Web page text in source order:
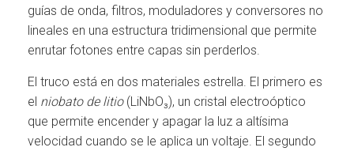
guías de onda, filtros, moduladores y conversores no
lineales en una estructura tridimensional que permite
enrutar fotones entre capas sin perderlos.
El truco está en dos materiales estrella. El primero es
el niobato de litio(LiNbO₃), un cristal electroóptico
que permite encender y apagar la luz a altísima
velocidad cuando se le aplica un voltaje. El segundo